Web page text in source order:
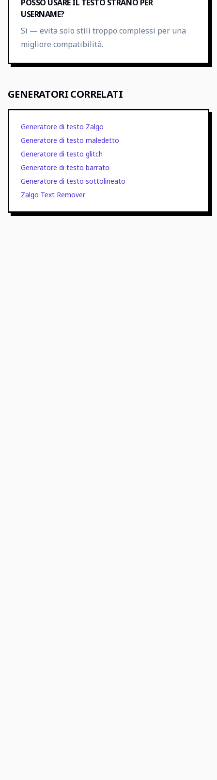
POSSO USARE IL TESTO STRANO PER
USERNAME?
Sì — evita solo stili troppo complessi per una
migliore compatibilità.
GENERATORI CORRELATI
Generatore di testo Zalgo
Generatore di testo maledetto
Generatore di testo glitch
Generatore di testo barrato
Generatore di testo sottolineato
Zalgo Text Remover